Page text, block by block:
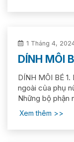
vướng mắc,
DÍNH MÔI
1 Tháng 4,
DÍNH MÔI BÉ
ngoài của phụ
Những bộ phận
đạo và lỗ tiểu.
tạo ra khoảng
Xem thêm